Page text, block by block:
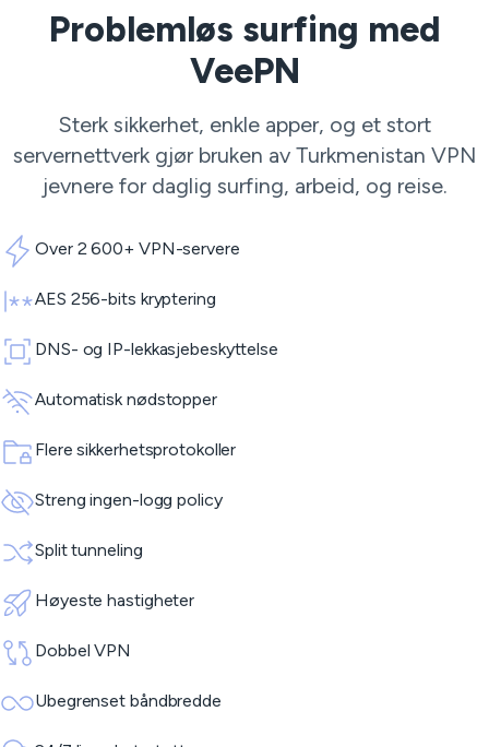
Problemløs surfing med
VeePN
Sterk sikkerhet, enkle apper, og et stort
servernettverk gjør bruken av Turkmenistan VPN
jevnere for daglig surfing, arbeid, og reise.
Over 2 600+ VPN-servere
AES 256-bits kryptering
DNS- og IP-lekkasjebeskyttelse
Automatisk nødstopper
Flere sikkerhetsprotokoller
Streng ingen-logg policy
Split tunneling
Høyeste hastigheter
Dobbel VPN
Ubegrenset båndbredde